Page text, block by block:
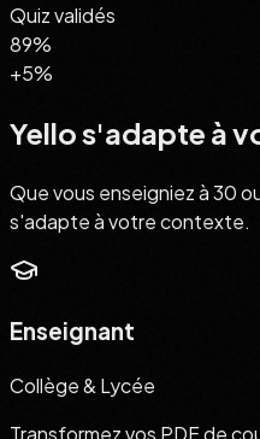
Quiz validés
89%
+5%
Yello s'adapte à
Que vous enseigniez à 30
s'adapte à votre contexte.
Enseignant
Collège & Lycée
Transformez vos PDF de